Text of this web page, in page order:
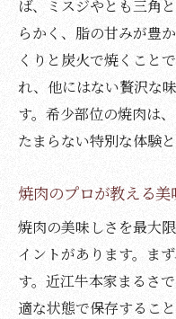
ば、ミスジやとも三角
らかく、脂の甘みが豊
くりと炭火で焼くこと
れ、他にはない贅沢な
す。希少部位の焼肉は
たまらない特別な体験と
焼肉のプロが教える
焼肉の美味しさを最大
イントがあります。ま
す。近江牛本家まるさ
適な状態で保存するこ